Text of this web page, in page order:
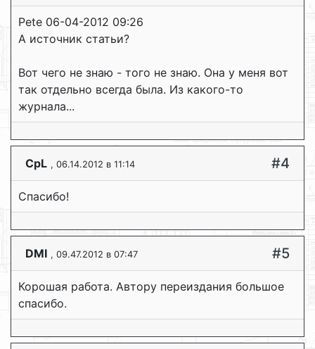
Pete 06-04-2012 09:26
А источник статьи?
Вот чего не знаю - того не знаю. Она у меня вот
так отдельно всегда была. Из какого-то
журнала...
CpL , 06.14.2012 в 11:14 #4
Спасибо!
DMI , 09.47.2012 в 07:47 #5
Корошая работа. Автору переиздания большое
спасибо.